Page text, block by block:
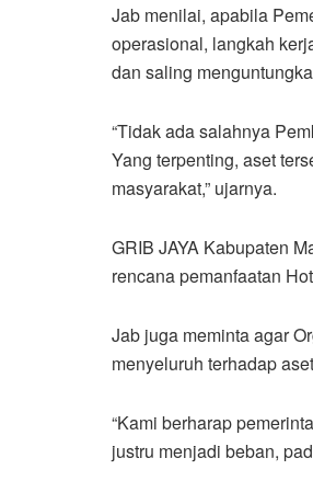
Jab menilai, apabila
operasional, langkah
dan saling
“Tidak ada salahnya
Yang terpenting, aset
masyarakat,” ujarnya.
GRIB JAYA Kabupaten
rencana pemanfaatan
Jab juga meminta agar
menyeluruh terhadap
“Kami berharap
justru menjadi beban,